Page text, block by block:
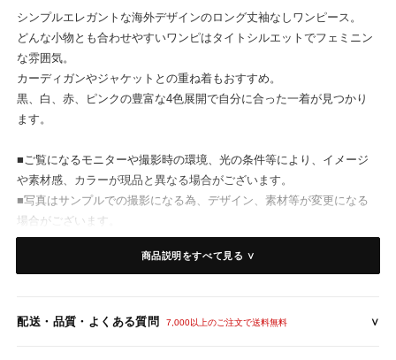
シンプルエレガントな海外デザインのロング丈袖なしワンピース。
どんな小物とも合わせやすいワンピはタイトシルエットでフェミニン
な雰囲気。
カーディガンやジャケットとの重ね着もおすすめ。
黒、白、赤、ピンクの豊富な4色展開で自分に合った一着が見つかり
ます。
■ご覧になるモニターや撮影時の環境、光の条件等により、イメージ
や素材感、カラーが現品と異なる場合がございます。
■写真はサンプルでの撮影になる為、デザイン、素材等が変更になる
場合がございます。
【カラー】メーカー記載色
- ホワイト
商品説明をすべて見る ∨
配送・品質・よくある質問 7,000以上のご注文で送料無料 ∨